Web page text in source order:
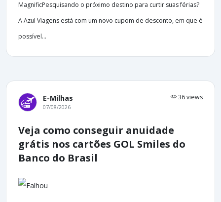
MagnificPesquisando o próximo destino para curtir suas férias?
A Azul Viagens está com um novo cupom de desconto, em que é
possível...
E-Milhas 36 views
07/08/2026
Veja como conseguir anuidade
grátis nos cartões GOL Smiles do
Banco do Brasil